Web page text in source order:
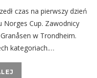
czas na pierwszy dzień
Norges Cup. Zawodnicy
w Trondheim.
kategoriach.…